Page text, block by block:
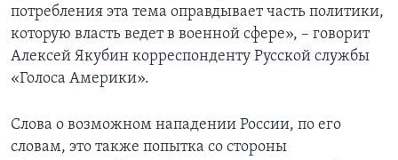
потребления эта тема оправдывает часть политики,
которую власть ведет в военной сфере», – говорит
Алексей Якубин корреспонденту Русской службы
«Голоса Америки».
Слова о возможном нападении России, по его
словам, это также попытка со стороны